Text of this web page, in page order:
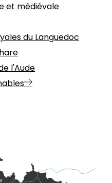
et médiévale
du Languedoc
l'Aude